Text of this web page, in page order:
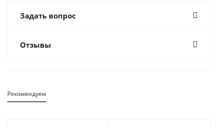
Задать вопрос
Отзывы
Рекомендуем